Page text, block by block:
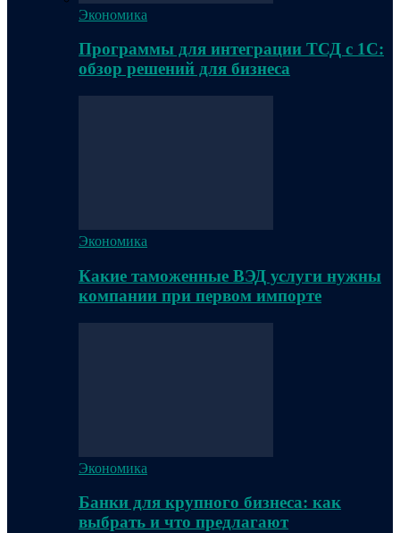
Экономика
Программы для интеграции ТСД с 1С:
обзор решений для бизнеса
Экономика
Какие таможенные ВЭД услуги нужны
компании при первом импорте
Экономика
Банки для крупного бизнеса: как
выбрать и что предлагают